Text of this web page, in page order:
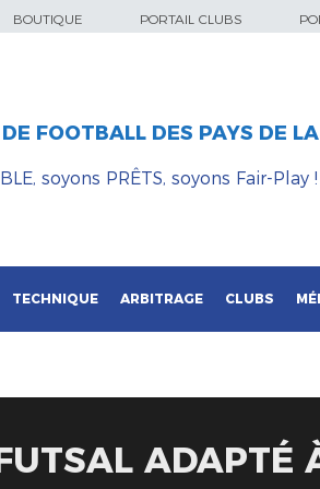
BOUTIQUE PORTAIL CLUBS
DE FOOTBALL DES PAYS DE LA
soyons PRÊTS, soyons Fair-Play !
TECHNIQUE ARBITRAGE CLUBS
ADAPTÉ